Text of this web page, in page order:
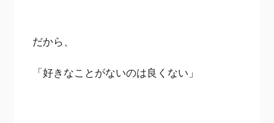
だから、
「好きなことがないのは良くない」